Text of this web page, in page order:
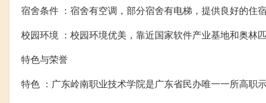
宿舍条件 ：宿舍有空调，部分宿舍有电梯，提供良好的住宿
校园环境 ：校园环境优美，靠近国家软件产业基地和奥林匹
特色与荣誉
特色 ：广东岭南职业技术学院是广东省民办唯一一所高职